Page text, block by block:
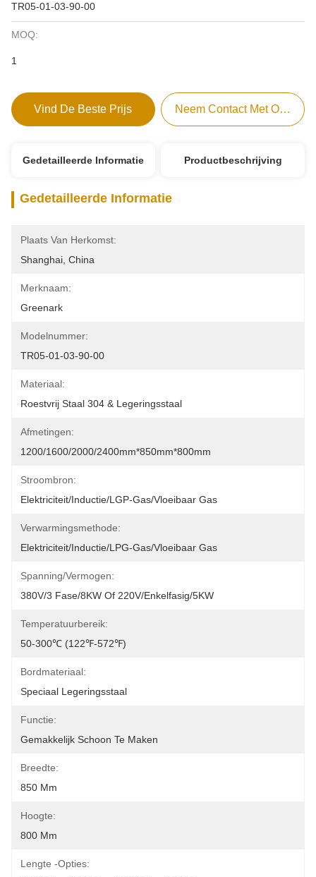
TR05-01-03-90-00
MOQ:
1
Vind De Beste Prijs Neem Contact Met Ons Op
Gedetailleerde Informatie Productbeschrijving
Gedetailleerde Informatie
Plaats Van Herkomst:
Shanghai, China
Merknaam:
Greenark
Modelnummer:
TR05-01-03-90-00
Materiaal:
Roestvrij Staal 304 & Legeringsstaal
Afmetingen:
1200/1600/2000/2400mm*850mm*800mm
Stroombron:
Elektriciteit/Inductie/LGP-Gas/Vloeibaar Gas
Verwarmingsmethode:
Elektriciteit/inductie/LPG-Gas/vloeibaar Gas
Spanning/vermogen:
380V/3 Fase/8KW Of 220V/enkelfasig/5KW
Temperatuurbereik:
50-300℃ (122℉-572℉)
Bordmateriaal:
Speciaal Legeringsstaal
Functie:
Gemakkelijk Schoon Te Maken
Breedte:
850 Mm
Hoogte:
800 Mm
Lengte -opties: